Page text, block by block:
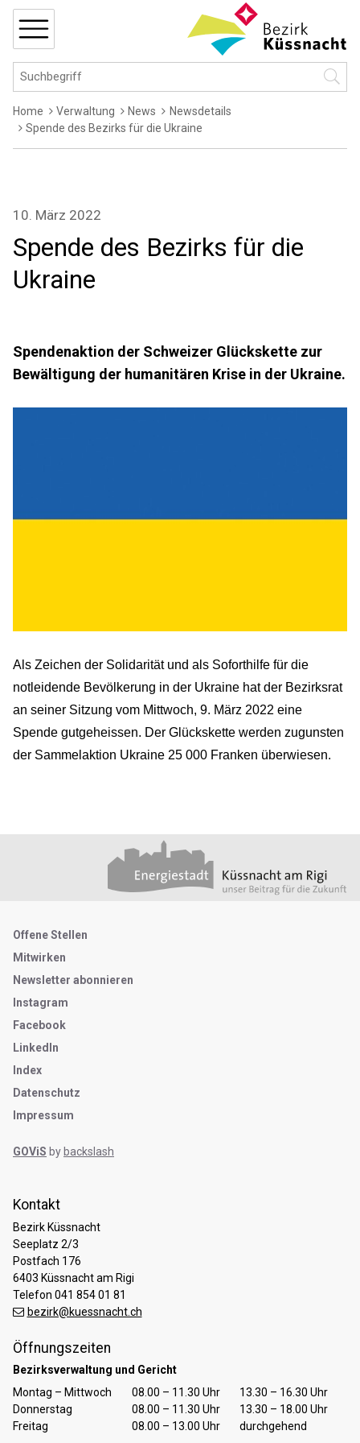
Navigieren in Küssnacht
Schnellnavigation
Hauptnavigation
Suchbegriff
Breadcrumb
Home Verwaltung News
Newsdetails
Spende des Bezirks für die Ukraine
Spende des Bezirks für die
Ukraine
10. März 2022
Spendenaktion der Schweizer Glückskette zur
Bewältigung der humanitären Krise in der Ukraine.
Als Zeichen der Solidarität und als Soforthilfe für die
notleidende Bevölkerung in der Ukraine hat der Bezirksrat
an seiner Sitzung vom Mittwoch, 9. März 2022 eine
Spende gutgeheissen. Der Glückskette werden zugunsten
der Sammelaktion Ukraine 25 000 Franken überwiesen.
Kontakt
Bezirk Küssnacht
Seeplatz 2/3
Postfach 176
6403 Küssnacht am Rigi
Telefon 041 854 01 81
bezirk@kuessnacht.ch
Öffnungszeiten
Bezirksverwaltung und Gericht
TagÖffnungszeiten Vormittag Öffnungszeiten Nachmittag
Montag – Mittwoch 08.00 – 11.30 Uhr
13.30 – 16.30 Uhr
Donnerstag
08.00 – 11.30 Uhr
13.30 – 18.00 Uhr
Freitag
08.00 – 13.00 Uhr durchgehend
Metanavigation
Offene Stellen
Mitwirken
Newsletter abonnieren
Instagram
Facebook
LinkedIn
Index
Datenschutz
Impressum
GOViS by backslash